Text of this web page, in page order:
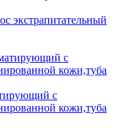
экстрапитательный
с
кожи,туба